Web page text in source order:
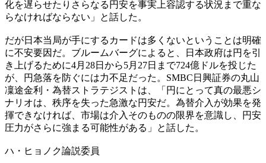
化を遅らせたりさらなる円安を事実上容認する状況まで重な
らなければならない」と話した。
だが日本当局が手にするカードは多くないということは明確
に不安要因だ。ブルームバーグによると、日本政府は円を引
き上げるために4月28日から5月27日まで724億ドルを投じた
が、円急落を防ぐには力不足だった。SMBC日興証券の丸山
凜途金利・為替ストラテジストは、「円にとって真の最悪シ
ナリオは、秩序を失った急激な円安だ。為替介入が効果を発
揮できなければ、市場は介入そのものの限界を意識し、円安
圧力がさらに強まる可能性がある」と話した。
ハ・ヒョノク論説委員